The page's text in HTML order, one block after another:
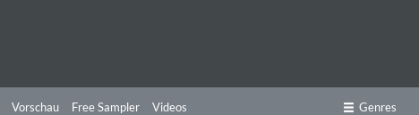
Vorschau Free Sampler Videos Genres